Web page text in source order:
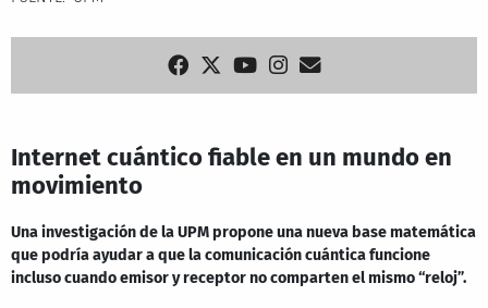
Internet cuántico fiable en un mundo en
movimiento
Una investigación de la UPM propone una nueva base matemática
que podría ayudar a que la comunicación cuántica funcione
incluso cuando emisor y receptor no comparten el mismo “reloj”.